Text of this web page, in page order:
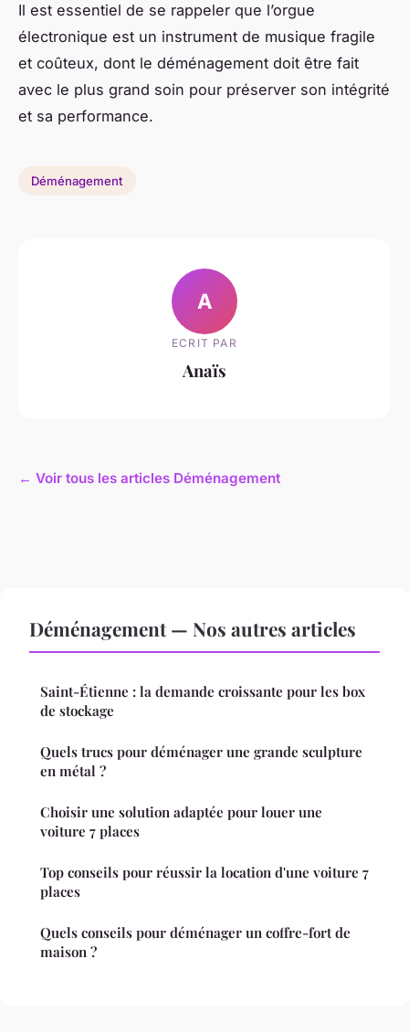
Il est essentiel de se rappeler que l’orgue
électronique est un instrument de musique fragile
et coûteux, dont le déménagement doit être fait
avec le plus grand soin pour préserver son intégrité
et sa performance.
Déménagement
A
ECRIT PAR
Anaïs
← Voir tous les articles Déménagement
Déménagement — Nos autres articles
Saint-Étienne : la demande croissante pour les box
de stockage
Quels trucs pour déménager une grande sculpture
en métal ?
Choisir une solution adaptée pour louer une
voiture 7 places
Top conseils pour réussir la location d'une voiture 7
places
Quels conseils pour déménager un coffre-fort de
maison ?